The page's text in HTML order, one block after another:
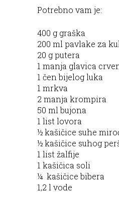
Potrebno vam je:
400 g graška
200 ml pavlake za
20 g putera
1 manja glavica
1 čen bijelog luka
1 mrkva
2 manja krompira
50 ml bujona
1 list lovora
½ kašičice suhe
½ kašičice suhog
1 list žalfije
1 kašičica soli
¼ kašičice bibera
1,2 l vode